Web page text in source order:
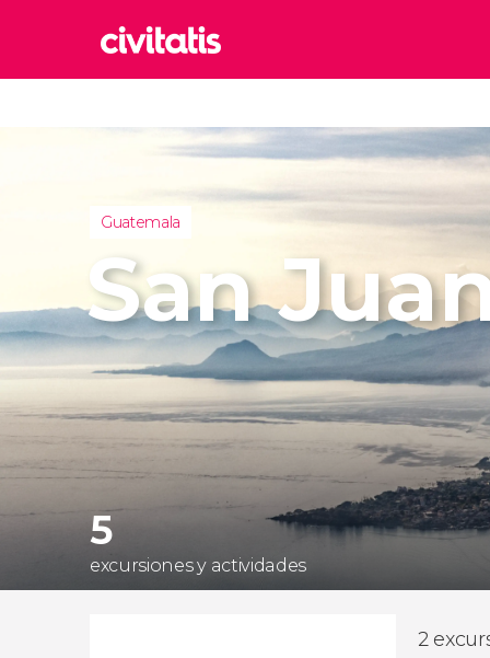
Italia
Turquía
Guatemala
San
5
excursiones y actividades
2